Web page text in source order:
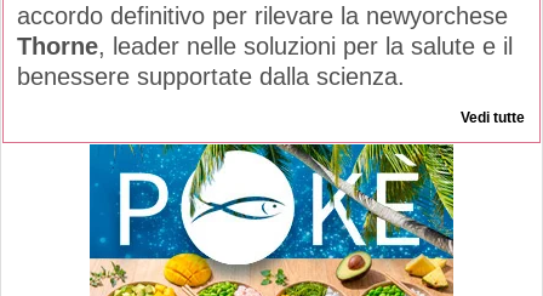
accordo definitivo per rilevare la newyorchese
Thorne, leader nelle soluzioni per la salute e il
benessere supportate dalla scienza.
Vedi tutte